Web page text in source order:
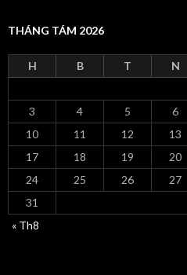
THÁNG TÁM 2026
H B T N
3
4 5 6
10
11 12 13
17
18 19 20
24
25 26 27
31
« Th8